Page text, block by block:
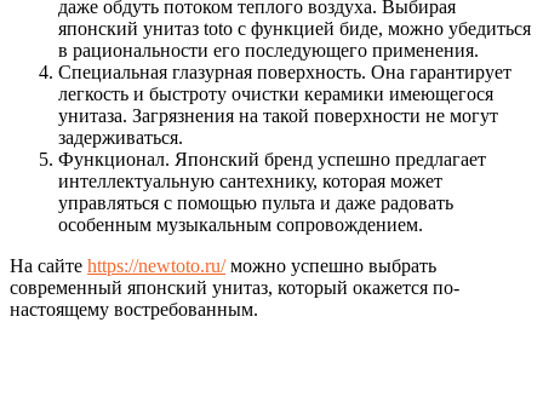
даже обдуть потоком теплого воздуха. Выбирая
японский унитаз toto с функцией биде, можно убедиться
в рациональности его последующего применения.
Специальная глазурная поверхность. Она гарантирует
легкость и быстроту очистки керамики имеющегося
унитаза. Загрязнения на такой поверхности не могут
задерживаться.
Функционал. Японский бренд успешно предлагает
интеллектуальную сантехнику, которая может
управляться с помощью пульта и даже радовать
особенным музыкальным сопровождением.
На сайте https://newtoto.ru/можно успешно выбрать
современный японский унитаз, который окажется по-
настоящему востребованным.